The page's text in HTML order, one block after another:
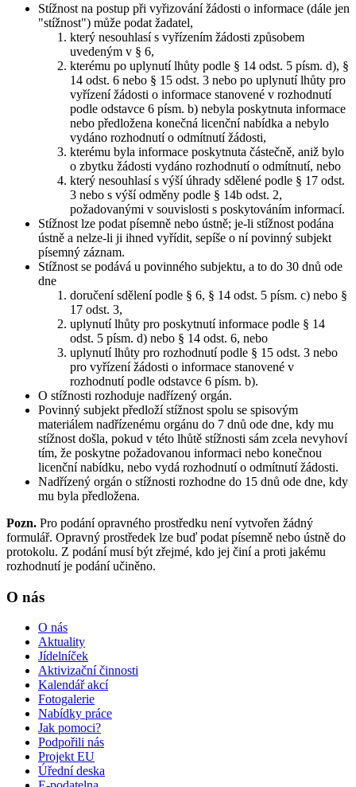
Stížnost na postup při vyřizování žádosti o informace (dále jen
"stížnost") může podat žadatel,
který nesouhlasí s vyřízením žádosti způsobem
uvedeným v § 6,
kterému po uplynutí lhůty podle § 14 odst. 5 písm. d), §
14 odst. 6 nebo § 15 odst. 3 nebo po uplynutí lhůty pro
vyřízení žádosti o informace stanovené v rozhodnutí
podle odstavce 6 písm. b) nebyla poskytnuta informace
nebo předložena konečná licenční nabídka a nebylo
vydáno rozhodnutí o odmítnutí žádosti,
kterému byla informace poskytnuta částečně, aniž bylo
o zbytku žádosti vydáno rozhodnutí o odmítnutí, nebo
který nesouhlasí s výší úhrady sdělené podle § 17 odst.
3 nebo s výší odměny podle § 14b odst. 2,
požadovanými v souvislosti s poskytováním informací.
Stížnost lze podat písemně nebo ústně; je-li stížnost podána
ústně a nelze-li ji ihned vyřídit, sepíše o ní povinný subjekt
písemný záznam.
Stížnost se podává u povinného subjektu, a to do 30 dnů ode
dne
doručení sdělení podle § 6, § 14 odst. 5 písm. c) nebo §
17 odst. 3,
uplynutí lhůty pro poskytnutí informace podle § 14
odst. 5 písm. d) nebo § 14 odst. 6, nebo
uplynutí lhůty pro rozhodnutí podle § 15 odst. 3 nebo
pro vyřízení žádosti o informace stanovené v
rozhodnutí podle odstavce 6 písm. b).
O stížnosti rozhoduje nadřízený orgán.
Povinný subjekt předloží stížnost spolu se spisovým
materiálem nadřízenému orgánu do 7 dnů ode dne, kdy mu
stížnost došla, pokud v této lhůtě stížnosti sám zcela nevyhoví
tím, že poskytne požadovanou informaci nebo konečnou
licenční nabídku, nebo vydá rozhodnutí o odmítnutí žádosti.
Nadřízený orgán o stížnosti rozhodne do 15 dnů ode dne, kdy
mu byla předložena.
Pozn. Pro podání opravného prostředku není vytvořen žádný
formulář. Opravný prostředek lze buď podat písemně nebo ústně do
protokolu. Z podání musí být zřejmé, kdo jej činí a proti jakému
rozhodnutí je podání učiněno.
O nás
O nás
Aktuality
Jídelníček
Aktivizační činnosti
Kalendář akcí
Fotogalerie
Nabídky práce
Jak pomoci?
Podpořili nás
Projekt EU
Úřední deska